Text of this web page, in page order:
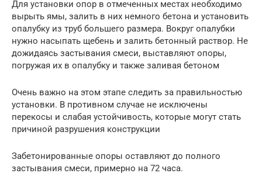
Для установки опор в отмеченных местах необходимо
вырыть ямы, залить в них немного бетона и установить
опалубку из труб большего размера. Вокруг опалубки
нужно насыпать щебень и залить бетонный раствор. Не
дожидаясь застывания смеси, выставляют опоры,
погружая их в опалубку и также заливая бетоном
Очень важно на этом этапе следить за правильностью
установки. В противном случае не исключены
перекосы и слабая устойчивость, которые могут стать
причиной разрушения конструкции
Забетонированные опоры оставляют до полного
застывания смеси, примерно на 72 часа.